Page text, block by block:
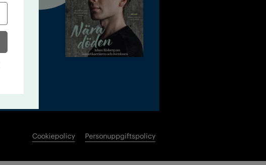
Cookiepolicy Personuppgiftspolicy